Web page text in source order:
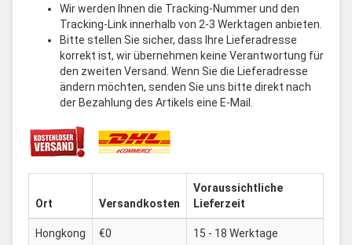
Wir werden Ihnen die Tracking-Nummer und den
Tracking-Link innerhalb von 2-3 Werktagen anbieten.
Bitte stellen Sie sicher, dass Ihre Lieferadresse
korrekt ist, wir übernehmen keine Verantwortung für
den zweiten Versand. Wenn Sie die Lieferadresse
ändern möchten, senden Sie uns bitte direkt nach
der Bezahlung des Artikels eine E-Mail.
Ort Versandkosten
Voraussichtliche
Lieferzeit
Hongkong €0 15 - 18 Werktage